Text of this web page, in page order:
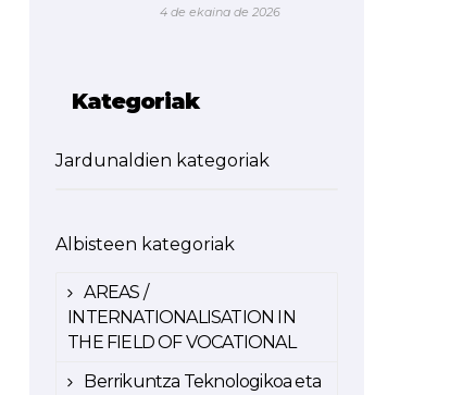
4 de ekaina de 2026
Kategoriak
Jardunaldien kategoriak
Albisteen kategoriak
AREAS /
INTERNATIONALISATION IN
THE FIELD OF VOCATIONAL
Berrikuntza Teknologikoa eta